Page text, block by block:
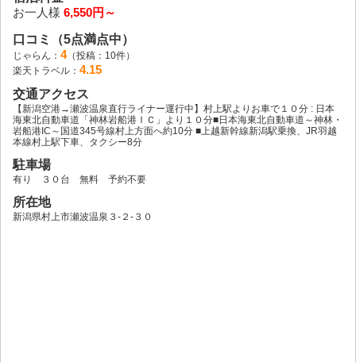
お一人様 6,550円～
口コミ（5点満点中）
じゃらん： 4（投稿：10件）
楽天トラベル： 4.15
交通アクセス
【新潟空港→瀬波温泉直行ライナー運行中】村上駅よりお車で１０分 : 日本
海東北自動車道「神林岩船港ＩＣ」より１０分■日本海東北自動車道～神林・
岩船港IC～国道345号線村上方面へ約10分 ■上越新幹線新潟駅乗換、JR羽越
本線村上駅下車、タクシー8分
駐車場
有り ３０台 無料 予約不要
所在地
新潟県村上市瀬波温泉３‐２‐３０